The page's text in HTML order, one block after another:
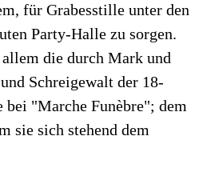
für Grabesstille unter den
Party-Halle zu sorgen.
die durch Mark und
Schreigewalt der 18-
bei "Marche Funèbre"; dem
sie sich stehend dem